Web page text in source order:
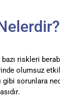
riskleri
olumsuz
gibi sorunlara